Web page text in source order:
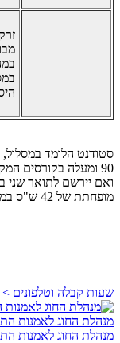
90 ומעלה בקורסים
ואם יירשם לתואר שני
מופחתת של 42 ש"ס במקום ב- 46 ש"ס.
שעות קבלה וטלפונים >
מנהלת החוג לאמנות
מנהלת החוג לאמנות